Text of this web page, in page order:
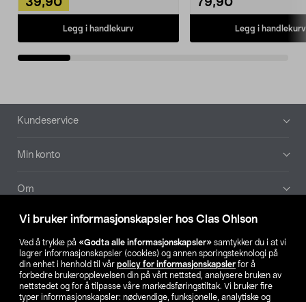
Vi bruker informasjonskapsler hos Clas Ohlson
Ved å trykke på «Godta alle informasjonskapsler» samtykker du i at vi
lagrer informasjonskapsler (cookies) og annen sporingsteknologi på
din enhet i henhold til vår policy for informasjonskapsler for å
forbedre brukeropplevelsen din på vårt nettsted, analysere bruken av
nettstedet og for å tilpasse våre markedsføringstiltak. Vi bruker fire
typer informasjonskapsler: nødvendige, funksjonelle, analytiske og
39,90
Legg i handlekurv
79,90
Legg i handlekurv
Bunntekst
Kundeservice
Min konto
Om
Aktuelt
Våre selskaper
Finn din butikk